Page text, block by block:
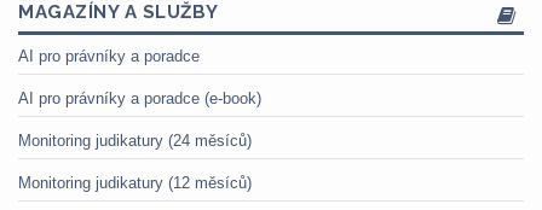
MAGAZÍNY A SLUŽBY
AI pro právníky a poradce
AI pro právníky a poradce (e-book)
Monitoring judikatury (24 měsíců)
Monitoring judikatury (12 měsíců)